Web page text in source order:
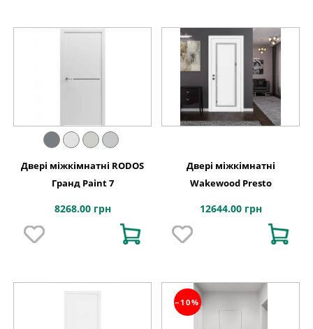
Двері міжкімнатні RODOS
Гранд Paint 7
8268.00 грн
Двері міжкімнатні
Wakewood Presto
12644.00 грн
−10%